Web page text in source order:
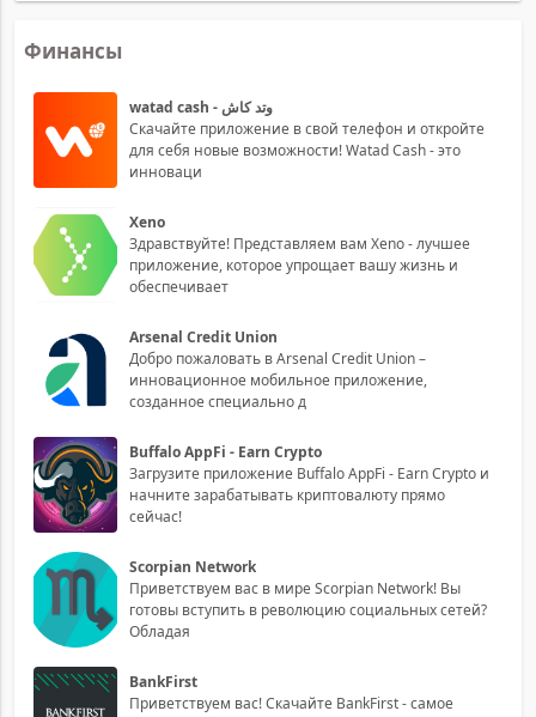
Финансы
watad cash - وتد كاش
Скачайте приложение в свой телефон и откройте
для себя новые возможности! Watad Cash - это
инноваци
Xeno
Здравствуйте! Представляем вам Xeno - лучшее
приложение, которое упрощает вашу жизнь и
обеспечивает
Arsenal Credit Union
Добро пожаловать в Arsenal Credit Union –
инновационное мобильное приложение,
созданное специально д
Buffalo AppFi - Earn Crypto
Загрузите приложение Buffalo AppFi - Earn Crypto и
начните зарабатывать криптовалюту прямо
сейчас!
Scorpian Network
Приветствуем вас в мире Scorpian Network! Вы
готовы вступить в революцию социальных сетей?
Обладая
BankFirst
Приветствуем вас! Скачайте BankFirst - самое